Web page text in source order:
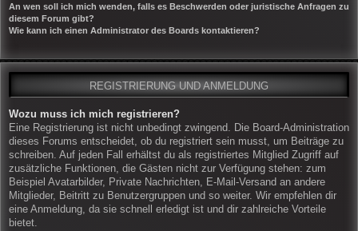
An wen soll ich mich wenden, falls es Beschwerden oder juristische Anfragen zu
diesem Forum gibt?
Wie kann ich einen Administrator des Boards kontaktieren?
REGISTRIERUNG UND ANMELDUNG
Wozu muss ich mich registrieren?
Eine Registrierung ist nicht unbedingt zwingend. Die Board-Administration
dieses Forums entscheidet, ob du registriert sein musst, um Beiträge zu
schreiben. Auf jeden Fall erhältst du als registriertes Mitglied Zugriff auf
zusätzliche Funktionen, die Gästen nicht zur Verfügung stehen: zum
Beispiel Avatarbilder, Private Nachrichten, E-Mail-Versand an andere
Mitglieder, Beitritt zu Benutzergruppen und so weiter. Wir empfehlen dir
eine Anmeldung, da sie schnell erledigt ist und dir zahlreiche Vorteile
bietet.